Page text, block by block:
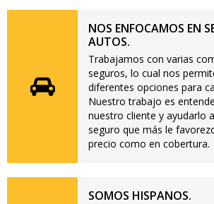
NOS ENFOCAMOS EN
AUTOS.
Trabajamos con varias
seguros, lo cual nos
diferentes opciones para
Nuestro trabajo es
nuestro cliente y ayudarlo
seguro que más le
precio como en cobertura.
SOMOS HISPANOS.